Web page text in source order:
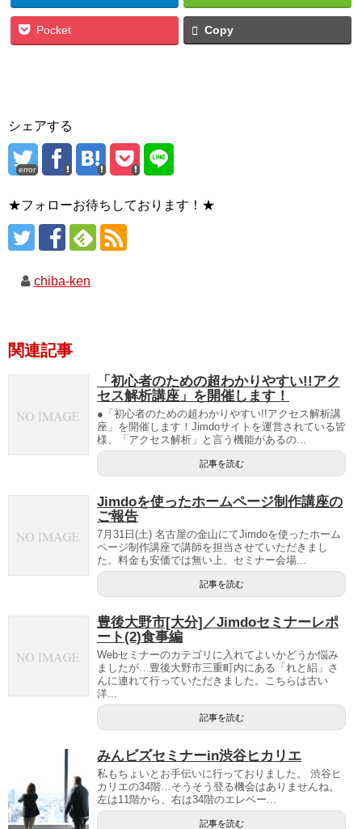
Pocket Copy
シェアする
error
★フォローお待ちしております！★
chiba-ken
関連記事
「初心者のための超わかりやすい!!アク
セス解析講座」を開催します！
●「初心者のための超わかりやすい!!アクセス解析講
座」を開催します！Jimdoサイトを運営されている皆
様、「アクセス解析」と言う機能があるの...
記事を読む
Jimdoを使ったホームページ制作講座の
ご報告
7月31日(土) 名古屋の金山にてJimdoを使ったホーム
ページ制作講座で講師を担当させていただきまし
た。料金も安価では無い上、セミナー会場...
記事を読む
豊後大野市[大分]／Jimdoセミナーレポ
ート(2)食事編
Webセミナーのカテゴリに入れてよいかどうか悩み
ましたが…豊後大野市三重町内にある「れと絽」さ
んに連れて行っていただきました。こちらは古い
洋...
記事を読む
みんビズセミナーin渋谷ヒカリエ
私もちょいとお手伝いに行っておりました。 渋谷ヒ
カリエの34階…そうそう登る機会はありませんね。
左は11階から、右は34階のエレベー...
記事を読む